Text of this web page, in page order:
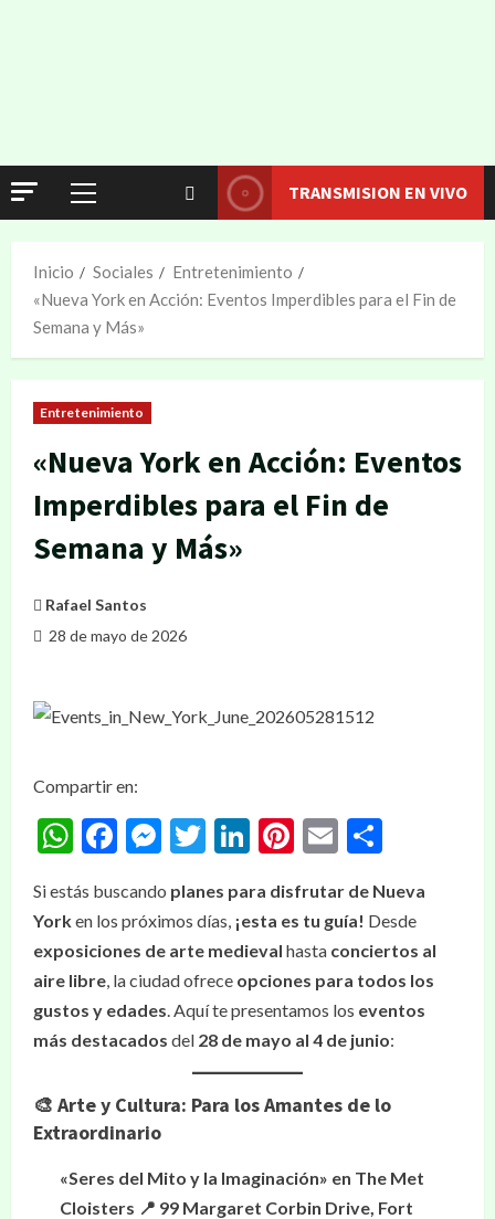
TRANSMISION EN VIVO
Inicio Sociales
Entretenimiento
«Nueva York en Acción: Eventos Imperdibles para el Fin de
Semana y Más»
Entretenimiento
«Nueva York en Acción: Eventos
Imperdibles para el Fin de
Semana y Más»
Rafael Santos
28 de mayo de 2026
Compartir en:
WhatsApp
Facebook
Messenger
Twitter
LinkedIn
Pinterest
Email
Si estás buscando planes para disfrutar de Nueva
Yorken los próximos días, ¡esta es tu guía! Desde
exposiciones de arte medieval hasta conciertos al
aire libre, la ciudad ofrece opciones para todos los
gustos y edades. Aquí te presentamos los eventos
más destacados del 28 de mayo al 4 de junio:
🎨 Arte y Cultura: Para los Amantes de lo
Extraordinario
«Seres del Mito y la Imaginación» en The Met
Cloisters 📍 99 Margaret Corbin Drive, Fort